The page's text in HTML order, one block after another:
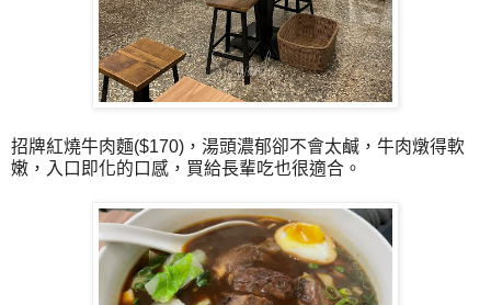
招牌紅燒牛肉麵($170)，湯頭濃郁卻不會太鹹，牛肉燉得軟
嫩，入口即化的口感，買給長輩吃也很適合。